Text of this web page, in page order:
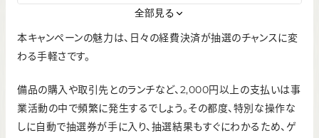
①Vpassにログインし、「すぐチャン」サービス利用規約に同意
②ご利用通知メール設定をONにする
③2,000円以上の利用のたびに、抽選チケットが1枚プレゼン
トされる
キャンペーン期間
記載なし
全部見る
本キャンペーンの魅力は、日々の経費決済が抽選のチャンスに変
わる手軽さです。
備品の購入や取引先とのランチなど、2,000円以上の支払いは事
業活動の中で頻繁に発生するでしょう。その都度、特別な操作な
しに自動で抽選券が手に入り、抽選結果もすぐにわかるため、ゲ